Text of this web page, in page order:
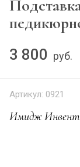
3 800 руб.
Артикул: 0921
Имидж